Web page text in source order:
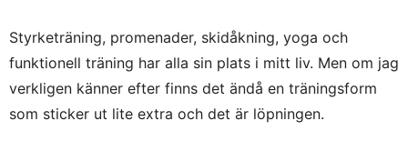
Styrketräning, promenader, skidåkning, yoga och
funktionell träning har alla sin plats i mitt liv. Men om jag
verkligen känner efter finns det ändå en träningsform
som sticker ut lite extra och det är löpningen.